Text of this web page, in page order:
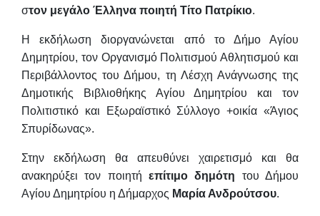
στον μεγάλο Έλληνα ποιητή Τίτο Πατρίκιο.
Η εκδήλωση διοργανώνεται από το Δήμο Αγίου
Δημητρίου, τον Οργανισμό Πολιτισμού Αθλητισμού και
Περιβάλλοντος του Δήμου, τη Λέσχη Ανάγνωσης της
Δημοτικής Βιβλιοθήκης Αγίου Δημητρίου και τον
Πολιτιστικό και Εξωραϊστικό Σύλλογο +οικία «Άγιος
Σπυρίδωνας».
Στην εκδήλωση θα απευθύνει χαιρετισμό και θα
ανακηρύξει τον ποιητή επίτιμο δημότη του Δήμου
Αγίου Δημητρίου η Δήμαρχος Μαρία Ανδρούτσου.